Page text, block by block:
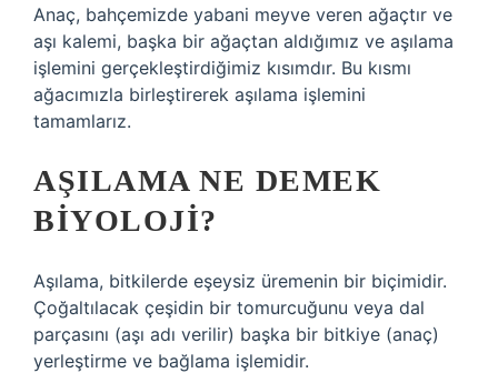
Anaç, bahçemizde yabani meyve veren ağaçtır ve
aşı kalemi, başka bir ağaçtan aldığımız ve aşılama
işlemini gerçekleştirdiğimiz kısımdır. Bu kısmı
ağacımızla birleştirerek aşılama işlemini
tamamlarız.
AŞILAMA NE DEMEK
BIYOLOJI?
Aşılama, bitkilerde eşeysiz üremenin bir biçimidir.
Çoğaltılacak çeşidin bir tomurcuğunu veya dal
parçasını (aşı adı verilir) başka bir bitkiye (anaç)
yerleştirme ve bağlama işlemidir.